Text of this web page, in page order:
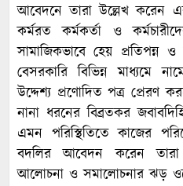
আবেদনে তারা উল্লেখ করেন
কর্মরত কর্মকর্তা ও
সামাজিকভাবে হেয় প্রতিপন্ন
বেসরকারি বিভিন্ন মাধ্যমে
উদ্দেশ্য প্রণোদিত পত্র প্রেরণ
নানা ধরনের বিব্রতকর
এমন পরিস্থিতিতে কাজের
বদলির আবেদন করেন
আলোচনা ও সমালোচনার ঝড়